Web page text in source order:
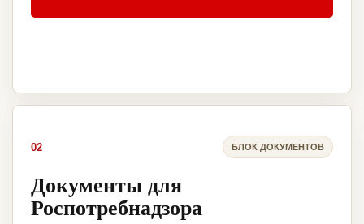
02 БЛОК ДОКУМЕНТОВ
Документы для
Роспотребнадзора